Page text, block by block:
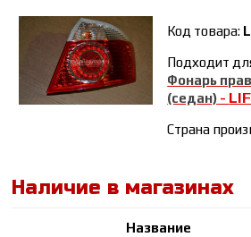
Код товара:
Подходит
Фонарь
(седан) -
Страна
Наличие в магазинах
Название